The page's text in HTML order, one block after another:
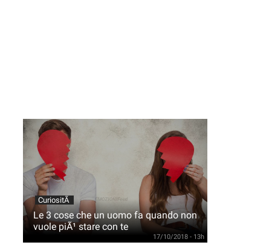
CuriositÃ
Le 3 cose che un uomo fa quando non
vuole piÃ¹ stare con te
17/10/2018 - 13h